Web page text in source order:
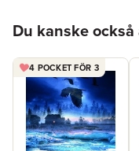
Du kanske
4 POCKET FÖR 3